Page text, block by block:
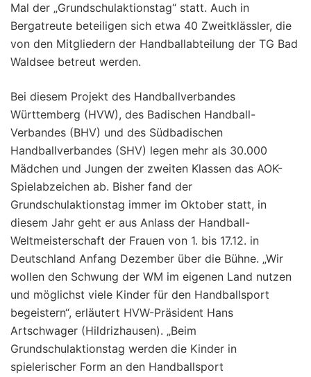
Mal der „Grundschulaktionstag“ statt. Auch in
Bergatreute beteiligen sich etwa 40 Zweitklässler, die
von den Mitgliedern der Handballabteilung der TG Bad
Waldsee betreut werden.
Bei diesem Projekt des Handballverbandes
Württemberg (HVW), des Badischen Handball-
Verbandes (BHV) und des Südbadischen
Handballverbandes (SHV) legen mehr als 30.000
Mädchen und Jungen der zweiten Klassen das AOK-
Spielabzeichen ab. Bisher fand der
Grundschulaktionstag immer im Oktober statt, in
diesem Jahr geht er aus Anlass der Handball-
Weltmeisterschaft der Frauen von 1. bis 17.12. in
Deutschland Anfang Dezember über die Bühne. „Wir
wollen den Schwung der WM im eigenen Land nutzen
und möglichst viele Kinder für den Handballsport
begeistern“, erläutert HVW-Präsident Hans
Artschwager (Hildrizhausen). „Beim
Grundschulaktionstag werden die Kinder in
spielerischer Form an den Handballsport